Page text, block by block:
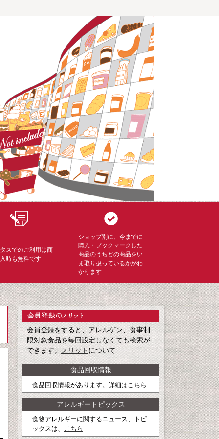
スでのご利用は商
時も無料です
ショップ別に、今までに
購入・ブックマークした
商品のうちどの商品をい
ま取り扱っているかがわ
かります
会員登録をすると、アレルゲン、食事制
限対象食品を毎回設定しなくても検索が
できます。メリットについて
食品回収情報
食品回収情報があります。詳細は こちら
アレルギートピックス
食物アレルギーに関するニュース、トピ
ックスは、
こちら